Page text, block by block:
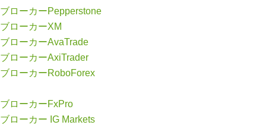
ブローカーPepperstone
ブローカーXM
ブローカーAvaTrade
ブローカーAxiTrader
ブローカーRoboForex
ブローカーFxPro
ブローカー IG Markets